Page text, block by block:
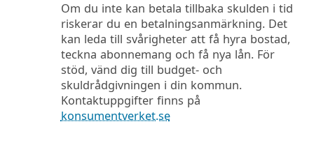
Om du inte kan betala tillbaka skulden i tid
riskerar du en betalningsanmärkning. Det
kan leda till svårigheter att få hyra bostad,
teckna abonnemang och få nya lån. För
stöd, vänd dig till budget- och
skuldrådgivningen i din kommun.
Kontaktuppgifter finns på
konsumentverket.se